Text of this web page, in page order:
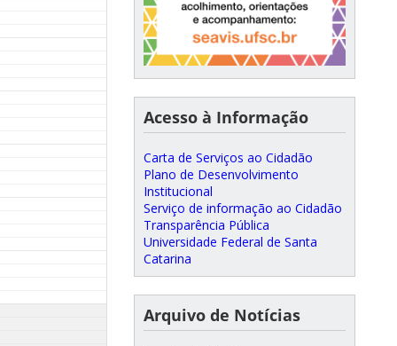
Acesso à Informação
Carta de Serviços ao Cidadão
Plano de Desenvolvimento
Institucional
Serviço de informação ao Cidadão
Transparência Pública
Universidade Federal de Santa
Catarina
Arquivo de Notícias